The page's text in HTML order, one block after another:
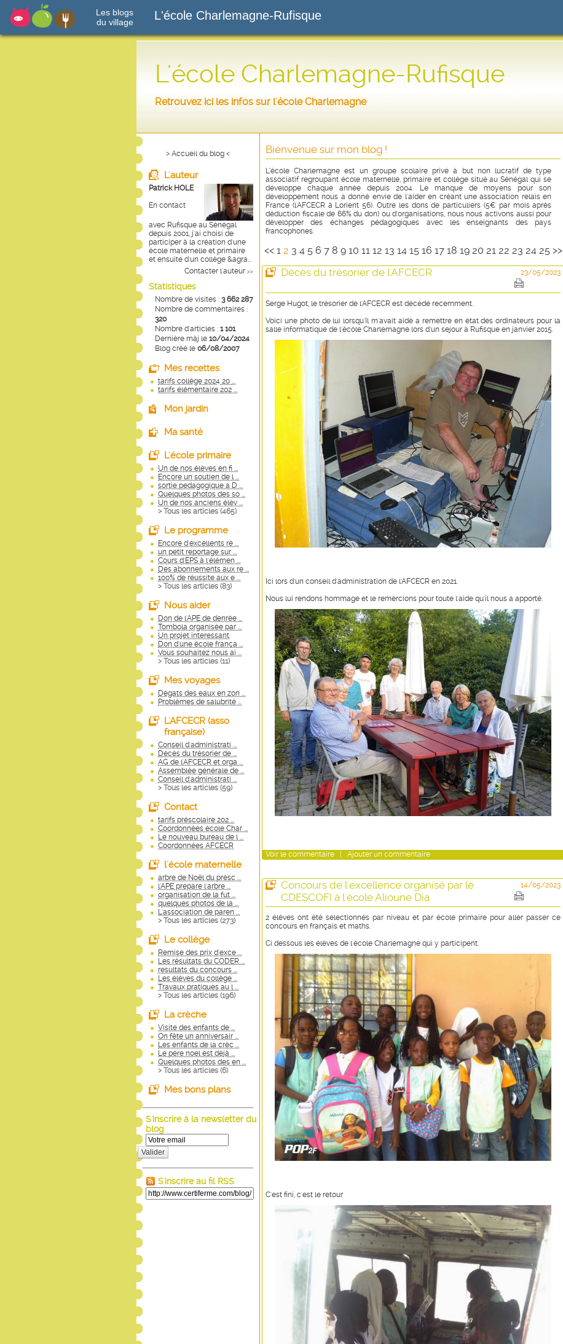
Les blogs
du village
L'école Charlemagne-Rufisque
L'école Charlemagne-Rufisque
Retrouvez ici les infos sur l'école Charlemagne
> Accueil du blog <
L'auteur
Patrick HOLE
En contact
avec Rufisque au Sénégal
depuis 2001, j'ai choisi de
participer à la création d'une
école maternelle et primaire
et ensuite d'un collège &agra...
Contacter l'auteur >>
Statistiques
Nombre de visites : 3 662 287
Nombre de commentaires :
320
Nombre d'articles : 1 101
Dernière màj le 10/04/2024
Blog créé le 06/08/2007
Mes recettes
tarifs collège 2024 20 ...
tarifs élémentaire 202 ...
Mon jardin
Ma santé
L'école primaire
Un de nos élèves en fi ...
Encore un soutien de l ...
sortie pedagogique a D ...
Quelques photos des so ...
Un de nos anciens élèv ...
> Tous les articles (465)
Le programme
Encore d'excellents ré ...
un petit reportage sur ...
Cours d'EPS à l'élémen ...
Des abonnements aux re ...
100% de réussite aux e ...
> Tous les articles (83)
Nous aider
Don de l'APE de denrée ...
Tombola organisée par ...
Un projet interessant
Don d'une école frança ...
Vous souhaitez nous ai ...
> Tous les articles (11)
Mes voyages
Dégats des eaux en zon ...
Problèmes de salubrité ...
L'AFCECR (asso
française)
Conseil d'administrati ...
Décès du trésorier de ...
AG de l'AFCECR et orga ...
Assemblée générale de ...
Conseil d'administrati ...
> Tous les articles (59)
Contact
tarifs préscolaire 202 ...
Coordonnées école Char ...
Le nouveau bureau de l ...
Coordonnées AFCECR
l'école maternelle
arbre de Noël du présc ...
l'APE prepare l'arbre ...
organisation de la fut ...
quelques photos de la ...
L'association de paren ...
> Tous les articles (273)
Le collège
Remise des prix d'exce ...
Les résultats du CODER ...
resultats du concours ...
Les élèves du collège ...
Travaux pratiques au l ...
> Tous les articles (196)
La crèche
Visite des enfants de ...
On fête un anniversair ...
Les enfants de la crèc ...
Le père noel est déjà ...
Quelques photos des en ...
> Tous les articles (6)
Mes bons plans
S'inscrire à la newsletter du
blog
Valider
S'inscrire au fil RSS
Bienvenue sur mon blog !
L’école Charlemagne est un groupe scolaire privé à but non lucratif de type
associatif regroupant école maternelle, primaire et collège situé au Sénégal qui se
développe chaque année depuis 2004. Le manque de moyens pour son
développement nous a donné envie de l'aider en créant une association relais en
France (l'AFCECR à Lorient 56). Outre les dons de particuliers (5€ par mois après
déduction fiscale de 66% du don) ou d'organisations, nous nous activons aussi pour
développer des échanges pédagogiques avec les enseignants des pays
francophones.
<< 1 2 3 4 5 6 7 8 9 10 11 12 13 14 15 16 17 18 19 20 21 22 23 24 25 >>
Décès du trésorier de l'AFCECR 23/05/2023
Serge Hugot, le trésorier de l'AFCECR est décédé recemment.
Voici une photo de lui lorsqu'Il m'avait aidé a remettre en état des ordinateurs pour la
salle informatique de l'école Charlemagne lors d'un sejour à Rufisque en janvier 2015.
Ici lors d'un conseil d'administration de l'AFCECR en 2021.
Nous lui rendons hommage et le remercions pour toute l'aide qu'il nous a apporté.
Voir le commentaire Ajouter un commentaire
Concours de l'excellence organisé par le
CDESCOFI à l'école Alioune Dia
14/05/2023
2 élèves ont été selectionnés par niveau et par école primaire pour aller passer ce
concours en français et maths.
Ci dessous les élèves de l'école Charlemagne qui y participent.
C'est fini, c'est le retour